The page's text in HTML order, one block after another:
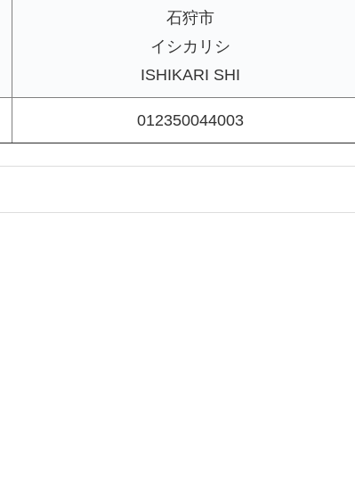
石狩市
イシカリシ
ISHIKARI SHI
012350044003